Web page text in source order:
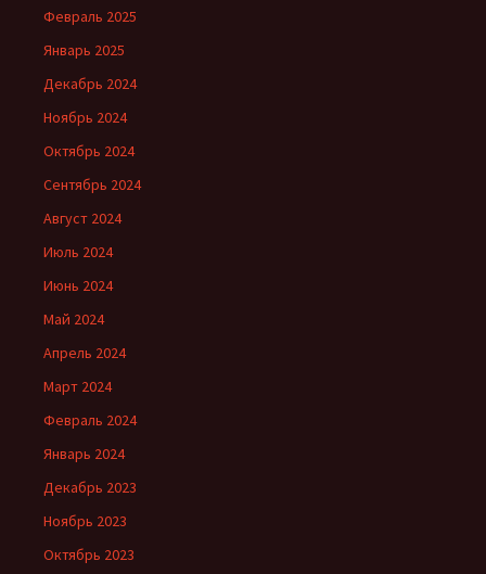
Февраль 2025
Январь 2025
Декабрь 2024
Ноябрь 2024
Октябрь 2024
Сентябрь 2024
Август 2024
Июль 2024
Июнь 2024
Май 2024
Апрель 2024
Март 2024
Февраль 2024
Январь 2024
Декабрь 2023
Ноябрь 2023
Октябрь 2023